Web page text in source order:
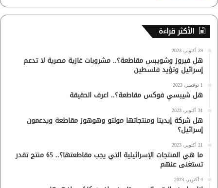
الأكثر قراءة
29 أكتوبر، 2023
هل فيروز وشويبس مقاطعة؟.. مشروبات غازية مصرية لا تدعم
إسرائيل وتؤيد فلسطين
1 نوفمبر، 2023
هل شيبسي فوكس مقاطعة؟.. اعرف الحقيقة
31 أكتوبر، 2023
هل شركة إيديتا ومنتجاتها مولتو وهوهوز مقاطعة ويدعمون
إسرائيل؟
21 أكتوبر، 2023
ما هي المنتجات الإسرائيلية التي يجب مقاطعتها؟.. 65 منتج تقدر
تستغنى عنهم
4 أكتوبر، 2023